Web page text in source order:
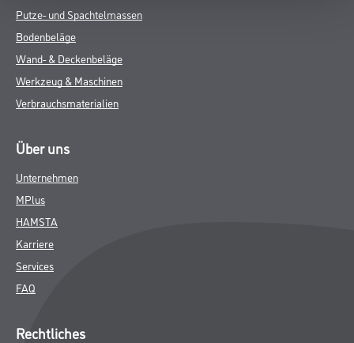
Putze- und Spachtelmassen
Bodenbeläge
Wand- & Deckenbeläge
Werkzeug & Maschinen
Verbrauchsmaterialien
Über uns
Unternehmen
MPlus
HAMSTA
Karriere
Services
FAQ
Rechtliches